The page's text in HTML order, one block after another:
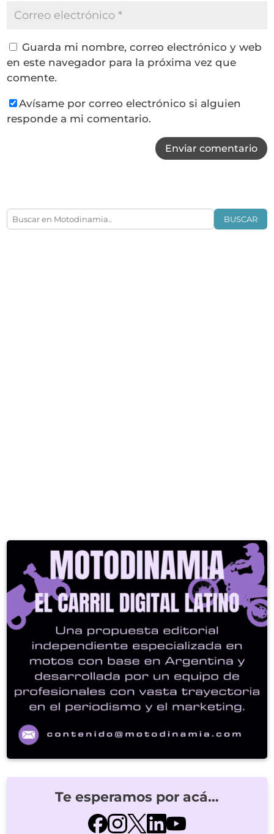
Guarda mi nombre, correo electrónico y web
en este navegador para la próxima vez que
comente.
Avísame por correo electrónico si alguien
responde a mi comentario.
Enviar comentario
BUSCAR
Te esperamos por acá…